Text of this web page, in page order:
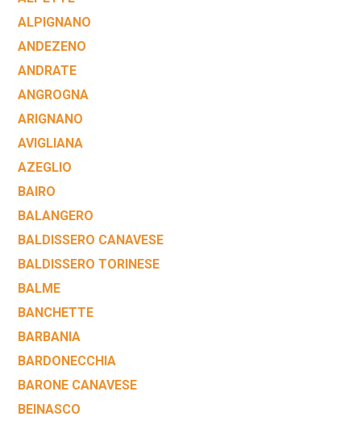
ALPIGNANO
ANDEZENO
ANDRATE
ANGROGNA
ARIGNANO
AVIGLIANA
AZEGLIO
BAIRO
BALANGERO
BALDISSERO CANAVESE
BALDISSERO TORINESE
BALME
BANCHETTE
BARBANIA
BARDONECCHIA
BARONE CANAVESE
BEINASCO